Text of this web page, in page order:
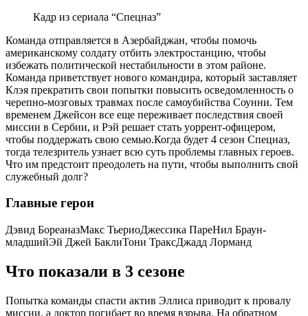
Кадр из сериала “Спецназ”
Команда отправляется в Азербайджан, чтобы помочь
американскому солдату отбить электростанцию, чтобы
избежать политической нестабильности в этом районе.
Команда приветствует нового командира, который заставляет
Клэя прекратить свои попытки повысить осведомленность о
черепно-мозговых травмах после самоубийства Соунни. Тем
временем Джейсон все еще переживает последствия своей
миссии в Сербии, и Рэй решает стать уоррент-офицером,
чтобы поддержать свою семью.Когда будет 4 сезон Спецназ,
тогда телезритель узнает всю суть проблемы главных героев.
Что им предстоит преодолеть на пути, чтобы выполнить свой
служебный долг?
Главные герои
Дэвид БореаназМакс ТьериоДжессика ПареНил Браун-
младшийЭй Джей БаклиТони ТраксДжадд Лорманд
Что показали в 3 сезоне
Попытка команды спасти актив Эллиса приводит к провалу
миссии, а доктор погибает во время взрыва. На обратном